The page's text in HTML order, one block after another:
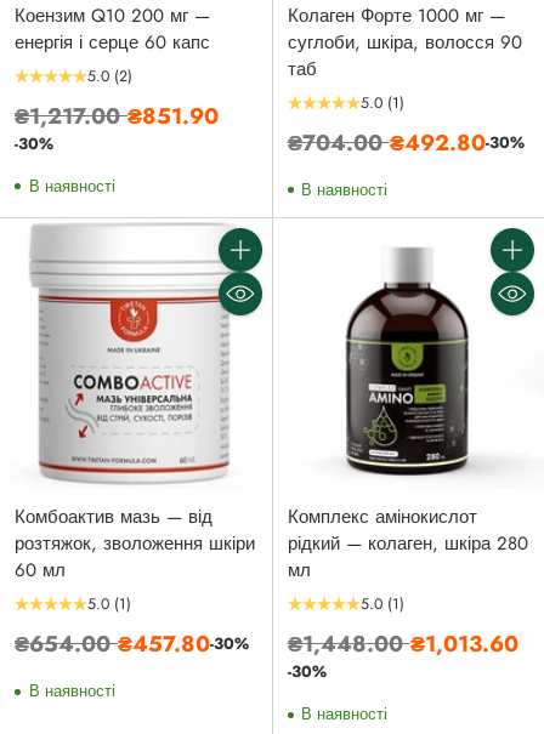
Коензим Q10 200 мг —
енергія і серце 60 капс
5.0 (2)
Звичайна
ціна
₴1,217.00₴851.90
-30%
В наявності
Колаген Форте 1000 мг —
суглоби, шкіра, волосся 90
таб
5.0 (1)
Звичайна
₴704.00₴492.80-30%
В наявності
Кількість
Комбоактив мазь — від
розтяжок, зволоження шкіри
60 мл
5.0 (1)
Звичайна
₴654.00₴457.80-30%
В наявності
Комплекс амінокислот
рідкий — колаген, шкіра 280
мл
5.0 (1)
Звичайна
ціна
₴1,448.00₴1,013.60
-30%
В наявності